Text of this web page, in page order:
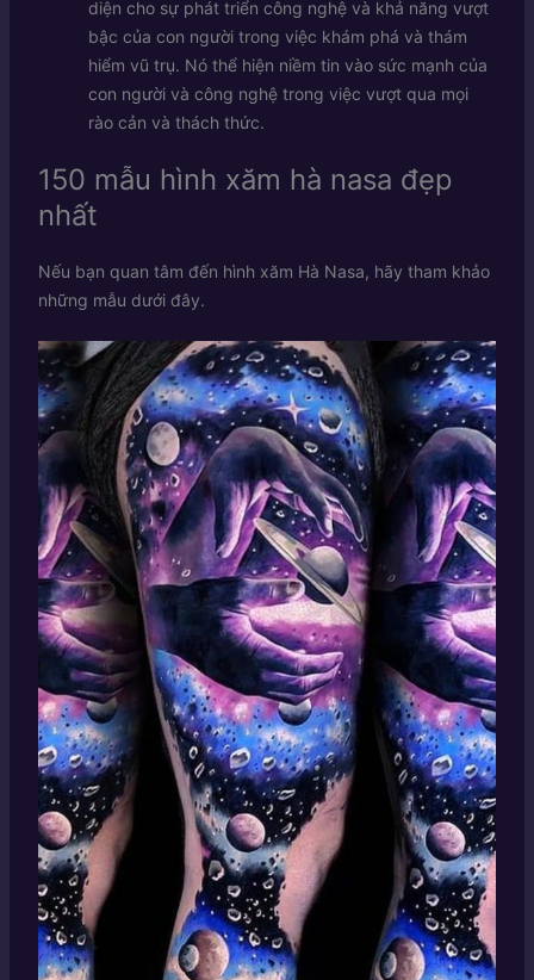
diện cho sự phát triển công nghệ và khả năng vượt
bậc của con người trong việc khám phá và thám
hiểm vũ trụ. Nó thể hiện niềm tin vào sức mạnh của
con người và công nghệ trong việc vượt qua mọi
rào cản và thách thức.
150 mẫu hình xăm hà nasa đẹp
nhất
Nếu bạn quan tâm đến hình xăm Hà Nasa, hãy tham khảo
những mẫu dưới đây.